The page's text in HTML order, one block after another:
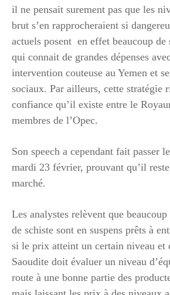
il ne pensait surement pas que les
brut s’en rapprocheraient si
actuels posent en effet beaucoup de
qui connait de grandes dépenses
intervention couteuse au Yemen et
sociaux. Par ailleurs, cette stratégie
confiance qu’il existe entre le
membres de l’Opec.
Son speech a cependant fait passer
mardi 23 février, prouvant qu’il
marché.
Les analystes relèvent que
de schiste sont en suspens prêts à
si le prix atteint un certain niveau et
Saoudite doit évaluer un niveau
route à une bonne partie des